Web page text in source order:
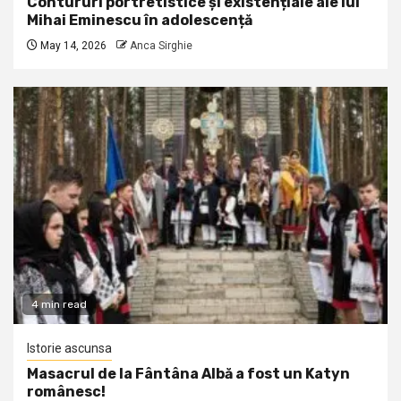
Mihai Eminescu în adolescență
May 14, 2026 Anca Sirghie
4 min read
Istorie ascunsa
Masacrul de la Fântâna Albă a fost un Katyn
românesc!